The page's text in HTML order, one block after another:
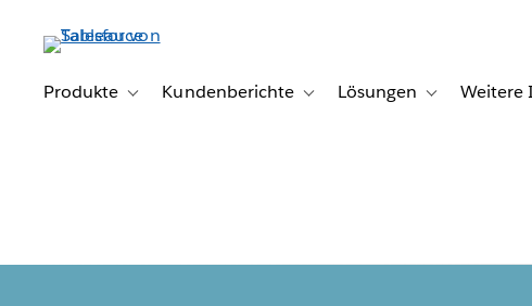
Produkte
Toggle sub-navigation for Produkte
Kundenberichte Toggle sub-navigation for
Lösungen Toggle sub-
Weitere